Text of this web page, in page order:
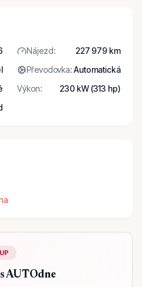
Nájezd:
227 979 km
Převodovka:Automatická
Výkon:
230 kW (313 hp)
AUTOdne